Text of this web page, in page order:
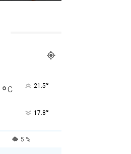
°C 21.5°
17.8°
5 %